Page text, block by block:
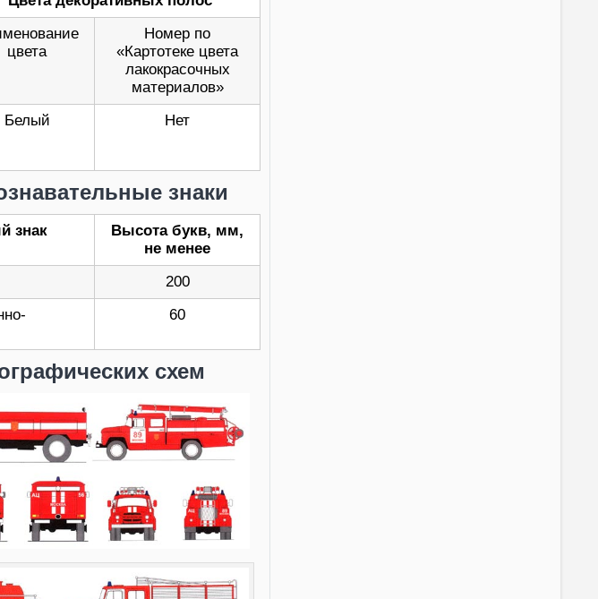
цвета
Номер по
«Картотеке цвета
лакокрасочных
материалов»
Белый
Нет
знаки
знак
Высота букв, мм,
не менее
200
60
схем